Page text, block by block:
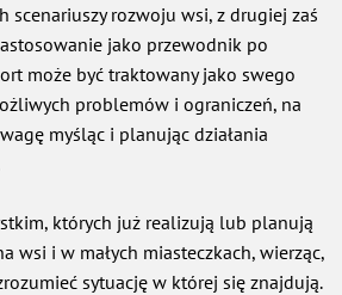
scenariuszy rozwoju wsi, z drugiej zaś
jako przewodnik po
może być traktowany jako swego
problemów i ograniczeń, na
myśląc i planując działania
których już realizują lub planują
wsi i w małych miasteczkach, wierząc,
sytuację w której się znajdują.